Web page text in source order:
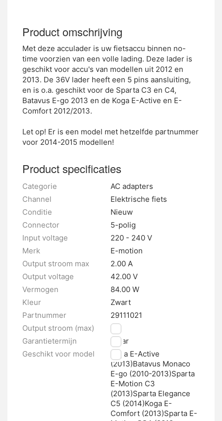
Product omschrijving
Met deze acculader is uw fietsaccu binnen no-
time voorzien van een volle lading. Deze lader is
geschikt voor accu's van modellen uit 2012 en
2013. De 36V lader heeft een 5 pins aansluiting,
en is o.a. geschikt voor de Sparta C3 en C4,
Batavus E-go 2013 en de Koga E-Active en E-
Comfort 2012/2013.
Let op! Er is een model met hetzelfde partnummer
voor 2014-2015 modellen!
Product specificaties
Categorie
AC adapters
Channel
Elektrische fiets
Conditie
Nieuw
Connector
5-polig
Input voltage
220 - 240 V
Merk
E-motion
Output stroom max
2.00 A
Output voltage
42.00 V
Vermogen
84.00 W
Kleur
Zwart
Partnummer
29111021
Output stroom (max)
2A
Garantietermijn
1 jaar
Geschikt voor model
Koga E-Active
(2013)Batavus Monaco
E-go (2010-2013)Sparta
E-Motion C3
(2013)Sparta Elegance
C5 (2014)Koga E-
Comfort (2013)Sparta E-